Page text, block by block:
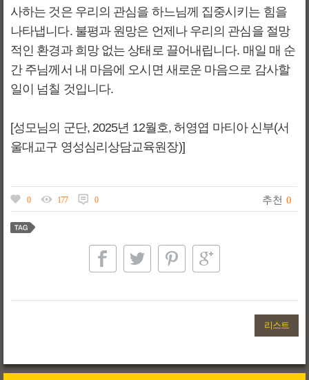
사하는 것은 우리의 관심을 하느님께 집중시키는 힘을
나타냅니다. 불평과 원망은 언제나 우리의 관심을 절망
적인 환경과 희망 없는 상태로 끌어내립니다. 매일 매 순
간 주님께서 내 마음에 오시면 새로운 마음으로 감사할
일이 넘칠 것입니다.
[성모님의 군단, 2025년 12월호, 허영엽 마티아 신부(서
울대교구 영성심리상담교육원장)]
0 177 0 추천 0
리스트